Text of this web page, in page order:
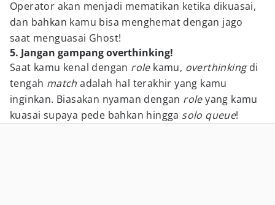
Operator akan menjadi mematikan ketika dikuasai,
dan bahkan kamu bisa menghemat dengan jago
saat menguasai Ghost!
5. Jangan gampang overthinking!
Saat kamu kenal dengan role kamu, overthinkingdi
tengah matchadalah hal terakhir yang kamu
inginkan. Biasakan nyaman dengan roleyang kamu
kuasai supaya pede bahkan hingga solo queue!